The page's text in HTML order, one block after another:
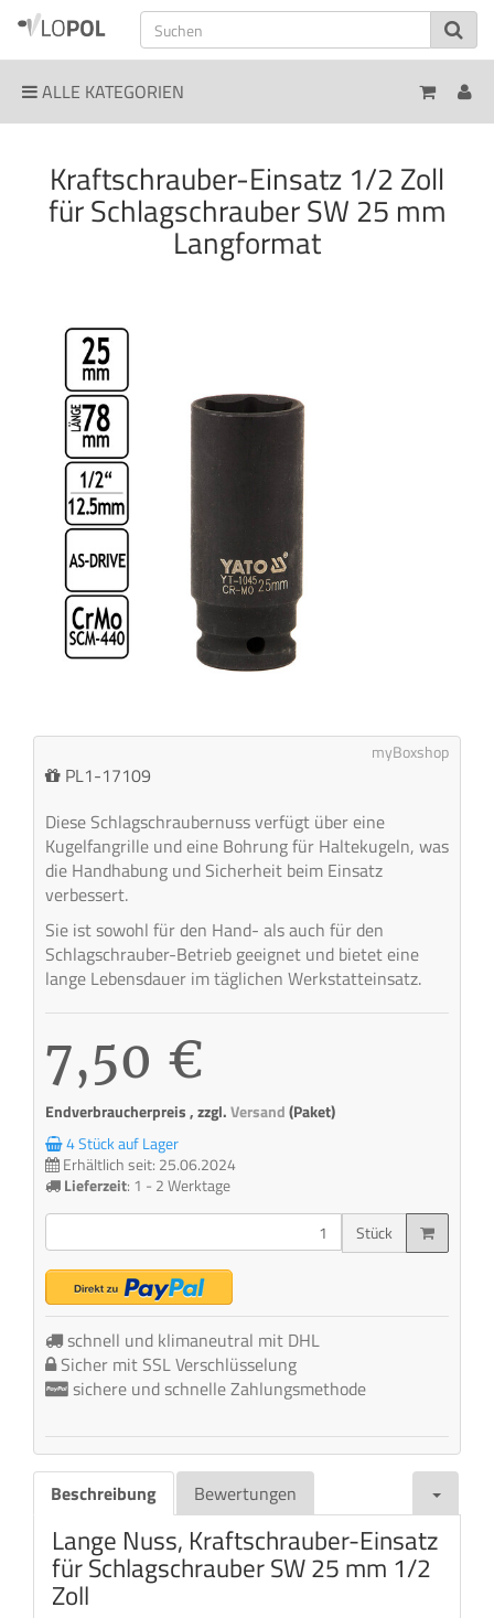
ALLE KATEGORIEN
Kraftschrauber-Einsatz 1/2 Zoll
für Schlagschrauber SW 25 mm
Langformat
myBoxshop
PL1-17109
Diese Schlagschraubernuss verfügt über eine
Kugelfangrille und eine Bohrung für Haltekugeln, was
die Handhabung und Sicherheit beim Einsatz
verbessert.
Sie ist sowohl für den Hand- als auch für den
Schlagschrauber-Betrieb geeignet und bietet eine
lange Lebensdauer im täglichen Werkstatteinsatz.
7,50 €
Endverbraucherpreis , zzgl.Versand(Paket)
4 Stück auf Lager
Erhältlich seit: 25.06.2024
Lieferzeit: 1 - 2 Werktage
Stück
schnell und klimaneutral mit DHL
Sicher mit SSL Verschlüsselung
sichere und schnelle Zahlungsmethode
Beschreibung Bewertungen
Lange Nuss, Kraftschrauber-Einsatz
für Schlagschrauber SW 25 mm 1/2
Zoll